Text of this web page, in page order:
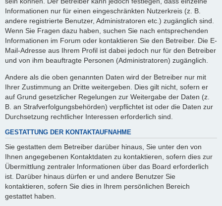
Informationen nur für einen eingeschränkten Nutzerkreis (z. B.
andere registrierte Benutzer, Administratoren etc.) zugänglich sind.
Wenn Sie Fragen dazu haben, suchen Sie nach entsprechenden
Informationen im Forum oder kontaktieren Sie den Betreiber. Die E-
Mail-Adresse aus Ihrem Profil ist dabei jedoch nur für den Betreiber
und von ihm beauftragte Personen (Administratoren) zugänglich.
Andere als die oben genannten Daten wird der Betreiber nur mit
Ihrer Zustimmung an Dritte weitergeben. Dies gilt nicht, sofern er
auf Grund gesetzlicher Regelungen zur Weitergabe der Daten (z.
B. an Strafverfolgungsbehörden) verpflichtet ist oder die Daten zur
Durchsetzung rechtlicher Interessen erforderlich sind.
GESTATTUNG DER KONTAKTAUFNAHME
Sie gestatten dem Betreiber darüber hinaus, Sie unter den von
Ihnen angegebenen Kontaktdaten zu kontaktieren, sofern dies zur
Übermittlung zentraler Informationen über das Board erforderlich
ist. Darüber hinaus dürfen er und andere Benutzer Sie
kontaktieren, sofern Sie dies in Ihrem persönlichen Bereich
gestattet haben.